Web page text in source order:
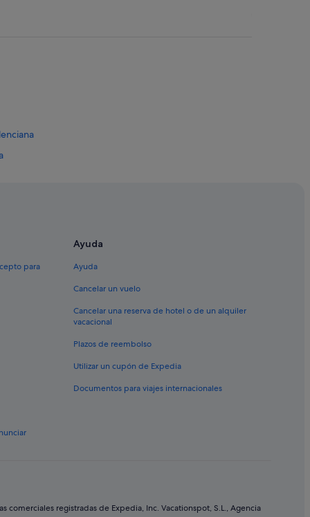
para
Ayuda
Ayuda
Cancelar un vuelo
Cancelar una reserva de hotel o de un alquiler
vacacional
Plazos de reembolso
Utilizar un cupón de Expedia
Documentos para viajes internacionales
registradas de Expedia, Inc. Vacationspot, S.L., Agencia